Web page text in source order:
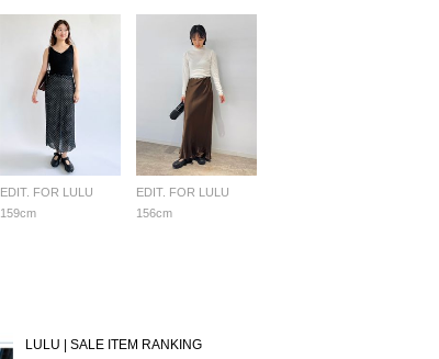
EDIT. FOR LULU
159cm
EDIT. FOR LULU
156cm
LULU | SALE ITEM RANKING